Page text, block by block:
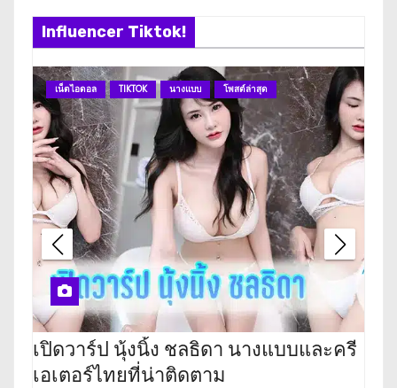
Influencer Tiktok!
เน็ตไอดอล TIKTOK นางแบบ โพสต์ล่าสุด
เปิดวาร์ป นุ้งนิ้ง ชลธิดา นางแบบและครี
เอเตอร์ไทยที่น่าติดตาม